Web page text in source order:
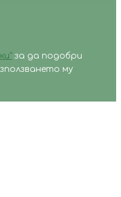
за да подобри
му